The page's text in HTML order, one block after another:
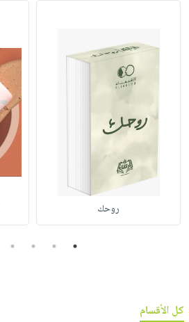
روحك
1
2
3
4
كل الأقسام